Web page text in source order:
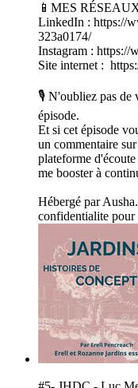
📱MES
LinkedIn : https://
323a0174/
Instagram : https://
Site internet :
🎙️ N'oubliez pas de
épisode.
Et si cet épisode
un commentaire
plateforme
me booster à
Hébergé par
confidentialite